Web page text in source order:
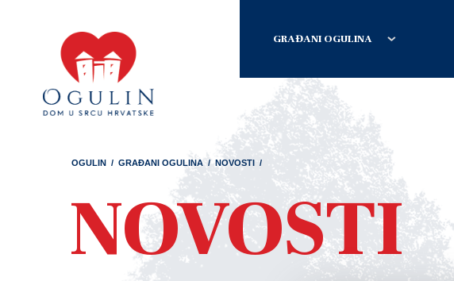
GRAĐANI OGULINA
OGULIN / GRAĐANI OGULINA / NOVOSTI /
NOVOSTI